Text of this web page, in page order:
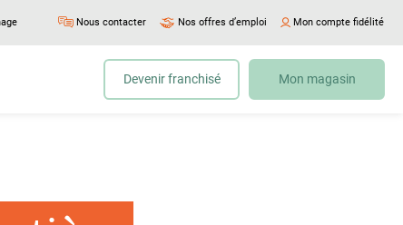
Nous contacter Nos offres d’emploi Mon compte fidélité
Devenir franchisé Mon magasin